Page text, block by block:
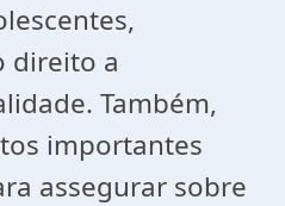
direito a
Também,
importantes
assegurar sobre